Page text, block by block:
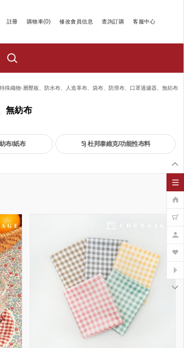
註冊 購物車(0) 修改會員信息 查詢訂購 客服中心
殊織物-層壓板、防水布、人造革布、袋布、防滑布、口罩過濾器、無紡布
無紡布
布/紙布 5) 杜邦泰維克/功能性布料